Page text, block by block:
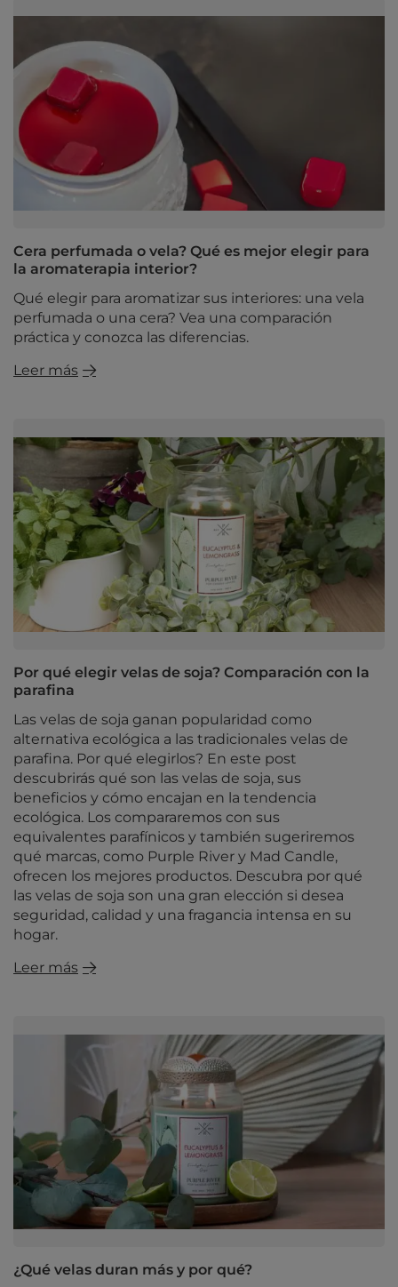
Cera perfumada o vela? Qué es mejor elegir para
la aromaterapia interior?
Qué elegir para aromatizar sus interiores: una vela
perfumada o una cera? Vea una comparación
práctica y conozca las diferencias.
Leer más
Por qué elegir velas de soja? Comparación con la
parafina
Las velas de soja ganan popularidad como
alternativa ecológica a las tradicionales velas de
parafina. Por qué elegirlos? En este post
descubrirás qué son las velas de soja, sus
beneficios y cómo encajan en la tendencia
ecológica. Los compararemos con sus
equivalentes parafínicos y también sugeriremos
qué marcas, como Purple River y Mad Candle,
ofrecen los mejores productos. Descubra por qué
las velas de soja son una gran elección si desea
seguridad, calidad y una fragancia intensa en su
hogar.
Leer más
¿Qué velas duran más y por qué?